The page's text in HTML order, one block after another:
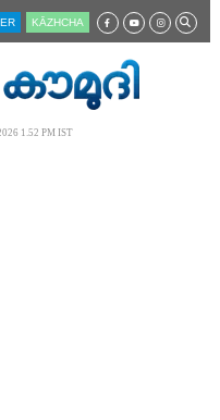
KĀZHCHA
1.52 PM IST